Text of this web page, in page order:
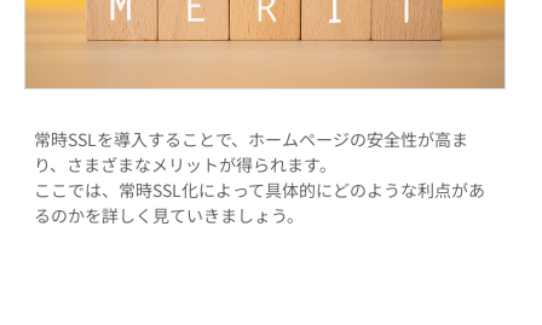
常時SSLを導入することで、ホームページの安全性が高ま
り、さまざまなメリットが得られます。
ここでは、常時SSL化によって具体的にどのような利点があ
るのかを詳しく見ていきましょう。